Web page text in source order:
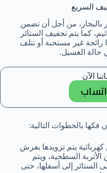
السريع
بالبخار، من أجل أن تضمن
كما يتم تجفيف الستائر
رائحة غير مستحبة أو تتلف
حالة الغسيل.
الآن
بالخطوات التالية:
يتم تزويدها بفرش
السطحية، ويتم
الستائر إلى أسفلها، حتى